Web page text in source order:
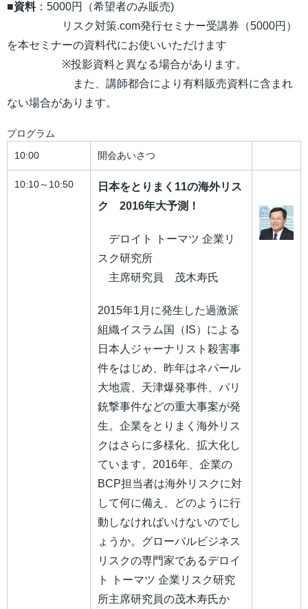
■資料：5000円（希望者のみ販売)
リスク対策.com発行セミナー受講券（5000円）
を本セミナーの資料代にお使いいただけます
※投影資料と異なる場合があります。
また、講師都合により有料販売資料に含まれ
ない場合があります。
プログラム
10:00 開会あいさつ
10:10～10:50
日本をとりまく11の海外リス
ク 2016年大予測！
デロイト トーマツ 企業リ
スク研究所
主席研究員 茂木寿氏
2015年1月に発生した過激派
組織イスラム国（IS）による
日本人ジャーナリスト殺害事
件をはじめ、昨年はネパール
大地震、天津爆発事件、パリ
銃撃事件などの重大事案が発
生。企業をとりまく海外リス
クはさらに多様化、拡大化し
ています。2016年、企業の
BCP担当者は海外リスクに対
して何に備え、どのように行
動しなければいけないのでし
ょうか。グローバルビジネス
リスクの専門家であるデロイ
ト トーマツ 企業リスク研究
所主席研究員の茂木寿氏か